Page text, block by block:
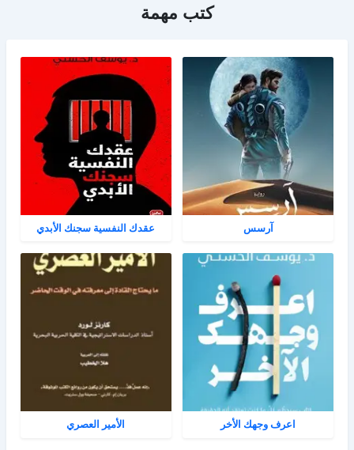
كتب مهمة
آرسس عقدك النفسية سجنك الأبدي
اعرف وجهك الأخر الأمير العصري